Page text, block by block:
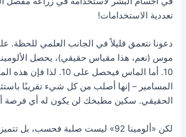
تعددية الاستخدامات!
دعونا نتعمق قليلاً في الجانب العلمي للحظة.
10. أما الماس فيحصل على 10.
المسامير – إنها أصلب من كل شيء تقريبًا
الحقيقي. سكين مطبخك لن يكون له أي فرصة
لكن «ألومينا 92» ليست صلبة فحسب، بل